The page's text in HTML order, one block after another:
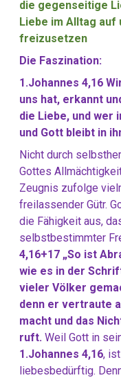
die gegenseitige
Liebe im Alltag
freizusetzen
Die Faszination:
1.Johannes 4,16
uns hat, erkannt
die Liebe, und wer
und Gott bleibt in
Nicht durch
Gottes
Zeugnis zufolge
freilassender Gütr.
die Fähigkeit aus,
selbstbestimmter
4,16+17 „So ist
wie es in der
vieler Völker
denn er vertraute
macht und das
ruft.Weil Gott in
1.Johannes 4,16,
liebesbedürftig.